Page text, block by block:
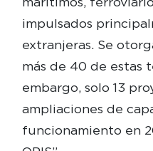
impulsados
extranjeras. Se
más de 40 de estas
embargo, solo 13
ampliaciones de
funcionamiento en